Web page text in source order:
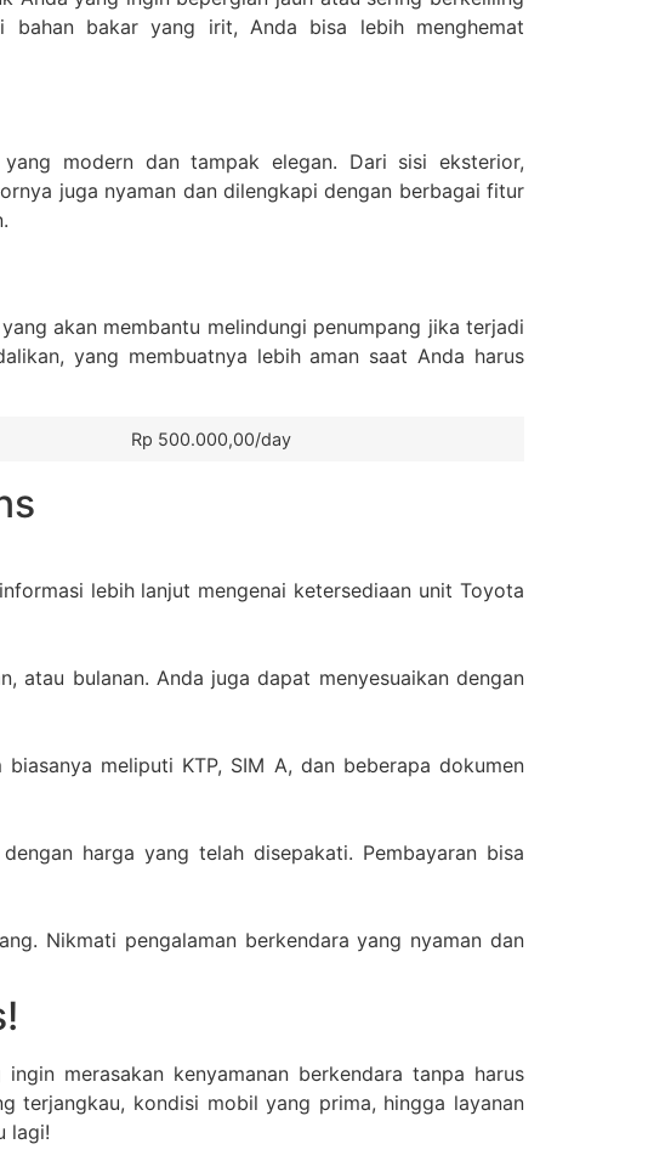
bahan bakar yang irit, Anda bisa lebih menghemat
modern dan tampak elegan. Dari sisi eksterior,
juga nyaman dan dilengkapi dengan berbagai fitur
akan membantu melindungi penumpang jika terjadi
yang membuatnya lebih aman saat Anda harus
Rp 500.000,00/day
lebih lanjut mengenai ketersediaan unit Toyota
atau bulanan. Anda juga dapat menyesuaikan dengan
meliputi KTP, SIM A, dan beberapa dokumen
harga yang telah disepakati. Pembayaran bisa
Nikmati pengalaman berkendara yang nyaman dan
merasakan kenyamanan berkendara tanpa harus
terjangkau, kondisi mobil yang prima, hingga layanan
lagi!